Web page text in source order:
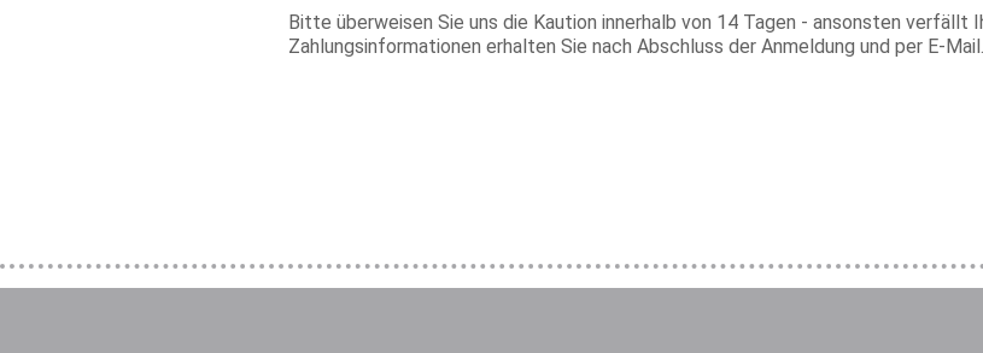
Bitte überweisen Sie uns die Kaution innerhalb von 14 Tagen - ansonsten verfällt
Zahlungsinformationen erhalten Sie nach Abschluss der Anmeldung und per E-Mail.